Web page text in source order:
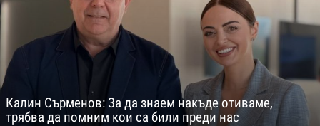
Калин Сърменов: За да знаем накъде отиваме,
трябва да помним кои са били преди нас